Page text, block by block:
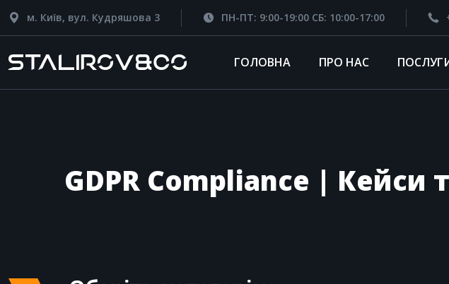
м. Київ, вул. Кудряшова 3 ПН-ПТ: 9:00-19:00 СБ: 10:00-17:00
ГОЛОВНА ПРО НАС
GDPR Compliance | Кейси